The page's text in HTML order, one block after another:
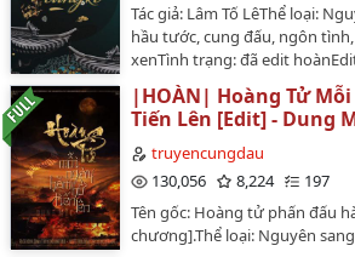
ngày xuất cung. Có người lại
muốn gả cho một quý công tử
như ngọc lại tài cao học rộng.
Thanh Sương đều từng
người thân ở ngoài cung của
trong thủy tai, quý công tử
nàng cũng lộ mặt thật --- Cố
hay ý đẹp của hắn đều là giả,
không ngăn được hắn đại hôn
vị thiên kim Hầu phủ môn
Sương lắc đầu, đột nhiên tỉnh
Tác giả: Lâm Tố LêThể loại:
hầu tước, cung đấu, ngôn
xenTình trạng: đã edit
án:Thâm cung ba mươi sáu
cung tranh thủ tình cảm, trước
trùng trùng điệp điệp, có
trời qua biển, hoặc là khổ nhục
kế các loại, để rồi kế kế lấy
làm mưa, lật tay làm mây,
|HOÀN| Hoàng Tử
Tiến Lên [Edit] - Dung
truyencungdau
130,056
8,224
197
Tên gốc: Hoàng tử phấn đấu
chương].Thể loại: Nguyên